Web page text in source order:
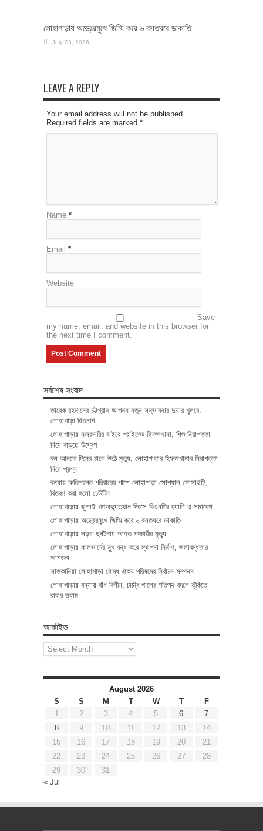
লোহাগাড়ায় অস্ত্রেরমুখে জিম্মি করে ৬ বসতঘরে ডাকাতি
July 23, 2026
LEAVE A REPLY
Your email address will not be published.
Required fields are marked *
Name *
Email *
Website
Save
my name, email, and website in this browser for
the next time I comment.
সর্বশেষ সংবাদ
তারেক রহমানের চট্টগ্রাম আগমন নতুন সম্ভাবনার দুয়ার খুলবে:
লোহাগাড়া বিএনপি
লোহাগাড়ায় নজরদারির বাইরে প্রাইভেট হিফজখানা, শিশু নিরাপত্তা
নিয়ে বাড়ছে উদ্বেগ
বল আনতে টিনের চালে উঠে মৃত্যু, লোহাগাড়ার হিফজখানার নিরাপত্তা
নিয়ে প্রশ্ন
বন্যায় ক্ষতিগ্রস্ত পরিবারের পাশে লোহাগাড়া সোশ্যাল সোসাইটি,
বিতরণ করা হলো ঢেউটিন
লোহাগাড়ায় জুলাই গণঅভ্যুত্থান দিবসে বিএনপির র‌্যালি ও সমাবেশ
লোহাগাড়ায় অস্ত্রেরমুখে জিম্মি করে ৬ বসতঘরে ডাকাতি
লোহাগাড়ায় সড়ক দুর্ঘটনায় আহত পথচারীর মৃত্যু
লোহাগাড়ায় কালভার্টের মুখ বন্ধ করে স্থাপনা নির্মাণ, জলাবদ্ধতার
আশংকা
সাতকানিয়া-লোহাগাড়া বৌদ্ধ ঐক্য পরিষদের নির্বাচন সম্পন্ন
লোহাগাড়ায় বন্যায় বাঁধ বিলীন, চাম্বি খালের গতিপথ বদলে ঝুঁকিতে
রাবার ড্যাম
আর্কাইভ
আর্কাইভ
August 2026
S
S M T W T
F
1
2 3 4 5 6
7
8
9 10 11 12 13
14
15
16 17 18 19 20
21
22
23 24 25 26 27
28
29
30
31
« Jul